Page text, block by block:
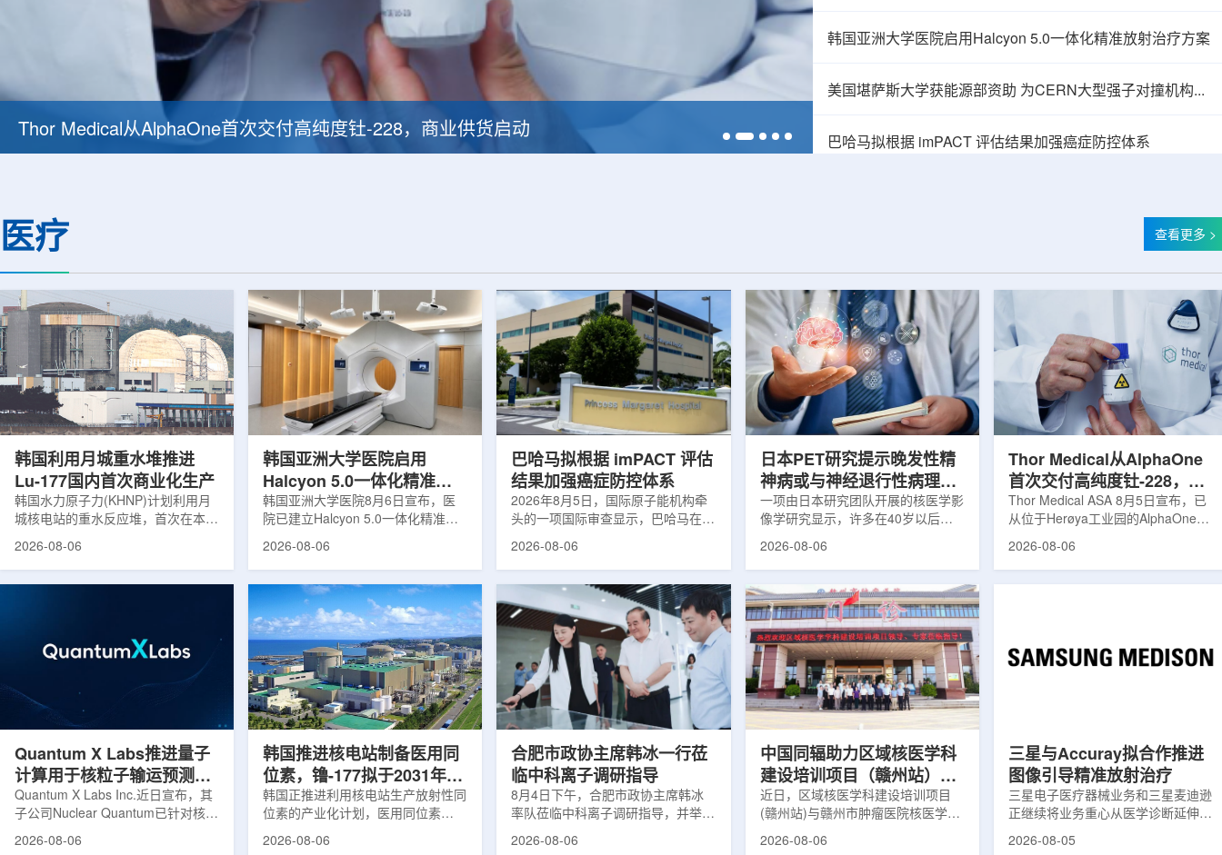
Thor Medical从AlphaOne首次交付高纯度钍-228，商业供货启动
韩国亚洲大学医院启用Halcyon 5.0一体化精准放射治疗方案
美国堪萨斯大学获能源部资助 为CERN大型强子对撞机构建新一代探测器
巴哈马拟根据 imPACT 评估结果加强癌症防控体系
医疗 查看更多 >
韩国利用月城重水堆推进
Lu-177国内首次商业化生产
韩国水力原子力(KHNP)计划利用月
城核电站的重水反应堆，首次在本土
生产用于癌症治疗的放射性同位素
元化的供应链并缩短运输时间。此次
计划的首要目标是实现镥-177的商业
化生产，预计在2028年进行试生
产，并在2031年开始全面量产。之
后，韩国水力原子力还将扩大生产范
2026-08-06
韩国亚洲大学医院启用
Halcyon 5.0一体化精准放
射治疗方案
韩国亚洲大学医院8月6日宣布，医
院已建立Halcyon 5.0一体化精准放
射治疗解决方案，并开始全面用于患
实时运动管理整合到同一治疗流程
中，用于提升图像引导放射治疗的精
准度和安全性。此次实施方案以
Halcyon系统软件5.0版本为基础，集
成高分辨率锥形束CT成像系统
HyperSight、六自由度患者定位台
Dynamic Couch，以及表面引导放
射治疗系统IDENTIFY。亚洲大学医
2026-08-06
巴哈马拟根据 imPACT 评估
结果加强癌症防控体系
2026年8月5日，国际原子能机构牵
头的一项国际审查显示，巴哈马在加
强癌症治疗服务方面具备进一步提升
治疗效果提出了路线图。巴哈马拿骚
玛格丽特公主医院(图片：Pelow
Media/Adobe Stock)这项 imPACT
评估由国际原子能机构、世界卫生组
织/泛美卫生组织和国际癌症研究机
构共同开展，应巴哈马卫生与健康部
请求进行，重点评估该国癌症防控能
力和实际需求。6月9日至11日，专
2026-08-06
日本PET研究提示晚发性精
神病或与神经退行性病理相
关
一项由日本研究团队开展的核医学影
像学研究显示，许多在40岁以后首
次出现幻觉、妄想等精神病性症状的
常沉积。研究纳入37名晚发性精神
病患者和47名年龄匹配的健康对照
者。研究人员采用淀粉样蛋白PET示
踪剂^11C-PiB，以及tau蛋白PET示
踪剂^18F-florzolotau，对受试者大
脑中的β-淀粉样蛋白和tau蛋白积累
情况进行评估。结果显示，晚发性精
2026-08-06
Thor Medical从AlphaOne
首次交付高纯度钍-228，商
业供货启动
Thor Medical ASA 8月5日宣布，已
从位于Herøya工业园的AlphaOne生
产设施完成首批高纯度钍-228(Th-
工业规模制造的开始，首批客户交付
表明公司已完成从产能建设到利用首
2026-08-06
Quantum X Labs推进量子
计算用于核粒子输运预测模
拟
Quantum X Labs Inc.近日宣布，其
子公司Nuclear Quantum已针对核工
业计算模拟中的一项瓶颈提出新方
2026-08-06
韩国推进核电站制备医用同
位素，镥-177拟于2031年商
业化生产
韩国正推进利用核电站生产放射性同
位素的产业化计划，医用同位素
镥-177(Lu-177)被列为首个商业化目
2026-08-06
合肥市政协主席韩冰一行莅
临中科离子调研指导
8月4日下午，合肥市政协主席韩冰
率队莅临中科离子调研指导，并举行
座谈交流。市人大常委会副主任雍凤
2026-08-06
中国同辐助力区域核医学科
建设培训项目（赣州站）与
赣州市肿瘤医院核医学诊疗
高质量建设项目同步启动
近日，区域核医学科建设培训项目
(赣州站)与赣州市肿瘤医院核医学诊
疗高质量建设项目在赣州市肿瘤医院
2026-08-06
三星与Accuray拟合作推进
图像引导精准放射治疗
三星电子医疗器械业务和三星麦迪逊
正继续将业务重心从医学诊断延伸至
治疗领域。8月5日，三星HME美国
2026-08-05